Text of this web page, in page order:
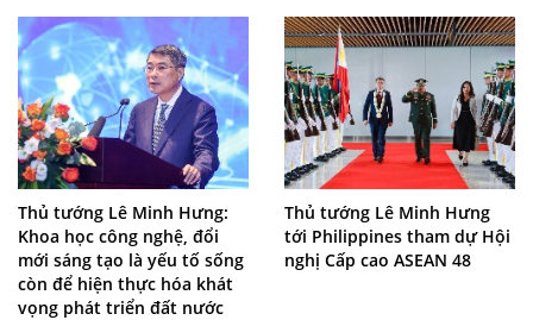
Thủ tướng Lê Minh Hưng:
Khoa học công nghệ, đổi
mới sáng tạo là yếu tố sống
còn để hiện thực hóa khát
vọng phát triển đất nước
Thủ tướng Lê Minh Hưng
tới Philippines tham dự Hội
nghị Cấp cao ASEAN 48